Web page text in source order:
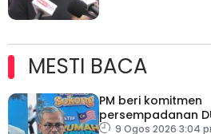
MESTI BACA
PM beri komitmen
persempadanan
Sarawak, minta
9 Ogos 2026 3:04